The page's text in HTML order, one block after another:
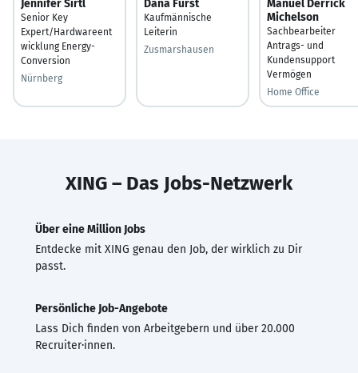
Jennifer Sirtl
Senior Key
Expert/Hardwareent
wicklung Energy-
Conversion
Nürnberg
Dana Fürst
Kaufmännische
Leiterin
Zusmarshausen
Manuel Derrick
Michelson
Sachbearbeiter
Antrags- und
Kundensupport
Vermögen
Home Office
XING – Das Jobs-Netzwerk
Über eine Million Jobs
Entdecke mit XING genau den Job, der wirklich zu Dir
passt.
Persönliche Job-Angebote
Lass Dich finden von Arbeitgebern und über 20.000
Recruiter·innen.